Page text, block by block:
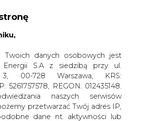
WIELKOŚĆ TEKSTU A A
ZALOGUJ SIĘ
Twoich danych osobowych jest
Energii S.A z siedzibą przy ul.
3, 00-728 Warszawa, KRS:
5261757578, REGON: 012435148.
naszych serwisów
przetwarzać Twój adres IP,
dane nt. aktywności lub